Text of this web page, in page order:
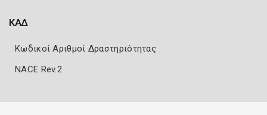
ΚΑΔ
Κωδικοί Αριθμοί Δραστηριότητας
NACE Rev.2